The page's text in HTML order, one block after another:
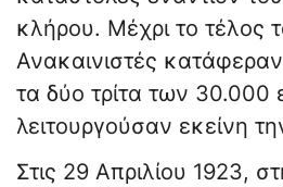
κλήρου. Μέχρι το τέλος
Ανακαινιστές
τα δύο τρίτα των 30.000
λειτουργούσαν εκείνη
Στις 29 Απριλίου 1923,